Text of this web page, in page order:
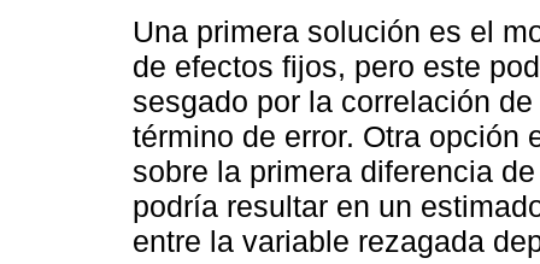
Una primera solución es el
de efectos fijos, pero este
sesgado por la correlación
término de error. Otra opción
sobre la primera diferencia
podría resultar en un
entre la variable rezagada